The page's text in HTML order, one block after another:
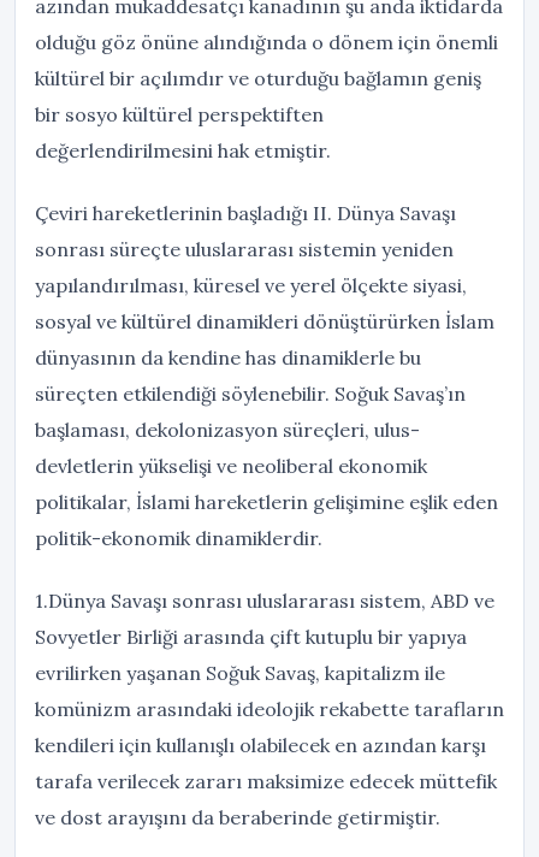
azından mukaddesatçı kanadının şu anda iktidarda
olduğu göz önüne alındığında o dönem için önemli
kültürel bir açılımdır ve oturduğu bağlamın geniş
bir sosyo kültürel perspektiften
değerlendirilmesini hak etmiştir.
Çeviri hareketlerinin başladığı II. Dünya Savaşı
sonrası süreçte uluslararası sistemin yeniden
yapılandırılması, küresel ve yerel ölçekte siyasi,
sosyal ve kültürel dinamikleri dönüştürürken İslam
dünyasının da kendine has dinamiklerle bu
süreçten etkilendiği söylenebilir. Soğuk Savaş’ın
başlaması, dekolonizasyon süreçleri, ulus-
devletlerin yükselişi ve neoliberal ekonomik
politikalar, İslami hareketlerin gelişimine eşlik eden
politik-ekonomik dinamiklerdir.
1.Dünya Savaşı sonrası uluslararası sistem, ABD ve
Sovyetler Birliği arasında çift kutuplu bir yapıya
evrilirken yaşanan Soğuk Savaş, kapitalizm ile
komünizm arasındaki ideolojik rekabette tarafların
kendileri için kullanışlı olabilecek en azından karşı
tarafa verilecek zararı maksimize edecek müttefik
ve dost arayışını da beraberinde getirmiştir.